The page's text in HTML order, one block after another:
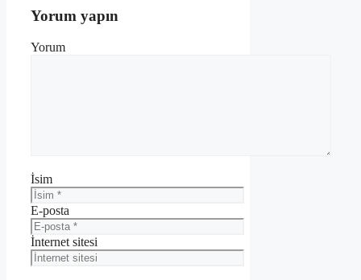
Yorum yapın
Yorum
İsim
E-posta
İnternet sitesi